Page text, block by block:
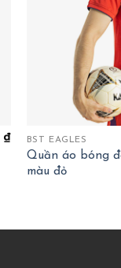
₫ BST EAGLES
Quần áo bóng
màu đỏ